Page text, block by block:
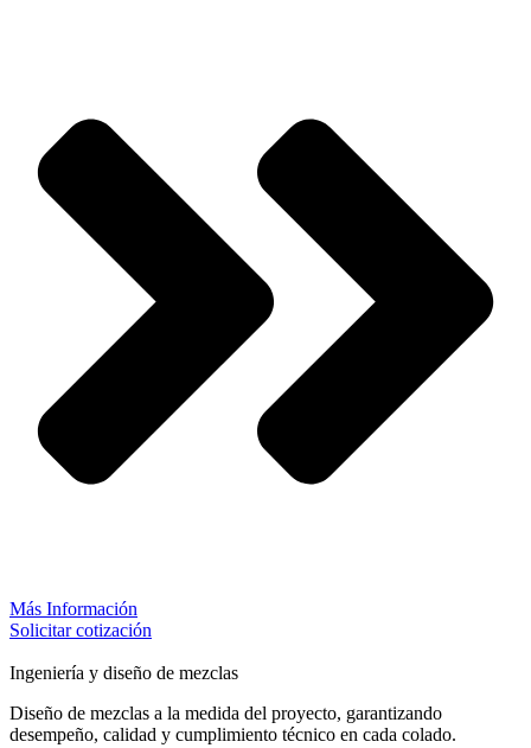
Más Información
Solicitar cotización
Ingeniería y diseño de mezclas
Diseño de mezclas a la medida del proyecto, garantizando
desempeño, calidad y cumplimiento técnico en cada colado.